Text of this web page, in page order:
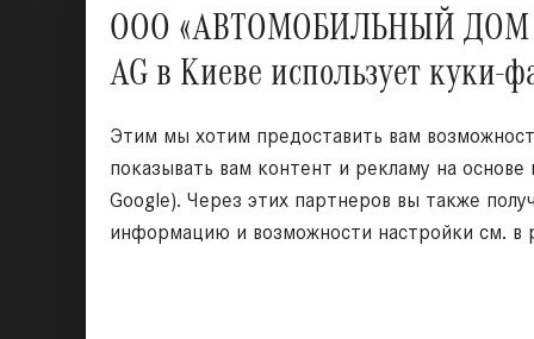
ООО «АВТОМОБИЛЬНЫЙ ДОМ
AG в Киеве использует
Этим мы хотим предоставить вам
показывать вам контент и рекламу на
Google). Через этих партнеров вы также
информацию и возможности настройки см. в